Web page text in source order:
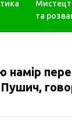
та
намір